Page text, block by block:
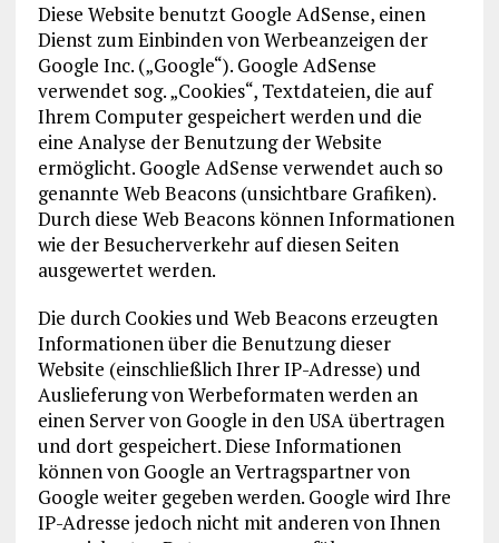
Diese Website benutzt Google AdSense, einen
Dienst zum Einbinden von Werbeanzeigen der
Google Inc. („Google“). Google AdSense
verwendet sog. „Cookies“, Textdateien, die auf
Ihrem Computer gespeichert werden und die
eine Analyse der Benutzung der Website
ermöglicht. Google AdSense verwendet auch so
genannte Web Beacons (unsichtbare Grafiken).
Durch diese Web Beacons können Informationen
wie der Besucherverkehr auf diesen Seiten
ausgewertet werden.
Die durch Cookies und Web Beacons erzeugten
Informationen über die Benutzung dieser
Website (einschließlich Ihrer IP-Adresse) und
Auslieferung von Werbeformaten werden an
einen Server von Google in den USA übertragen
und dort gespeichert. Diese Informationen
können von Google an Vertragspartner von
Google weiter gegeben werden. Google wird Ihre
IP-Adresse jedoch nicht mit anderen von Ihnen